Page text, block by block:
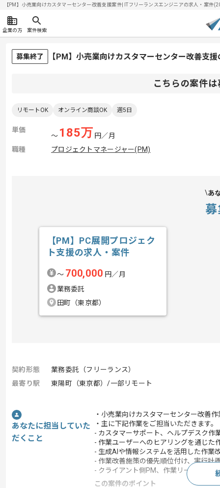
【PM】小売業向けカスタマーセンター改善支援案件| ITフリーランスエンジニアの求人・案件
企業の方 案件検索
募集終了 【PM】小売業向けカスタマーセンター改善支
こちらの案件
リモートOK オンライン商談OK 週5日
単価
〜 185万 円／月
職種
プロジェクトマネージャー(PM)
あ
【PM】PC展開プロジェク
ト支援の求人・案件
〜 700,000 円／月
業務委託
田町（東京都）
契約形態
業務委託（フリーランス）
最寄り駅
東陽町（東京都）/一部リモート
あなたに担当していた
だくこと
・小売業向けカスタマーセンター改善
・主に下記作業をご担当いただきます。
- カスタマーサポート、ヘルプデスク作
- 作業ユーザーへのヒアリングを通じた
- 生成AIや情報システムを活用した作業
- 作業改善施策の優先順位付け、実行計
- クライアント側PM、作業リーダー、
この案件のポイント